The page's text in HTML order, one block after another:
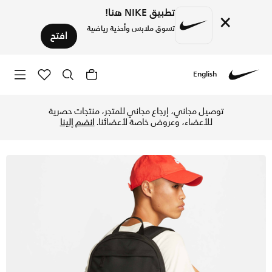
× تطبيق NIKE هنا!
تسوق ملابس وأحذية رياضية افتح
English
توصيل مجاني، إرجاع مجاني للمتجر، منتجات حصرية
للأعضاء، وعروض خاصة لأعضائنا.انضم إلينا